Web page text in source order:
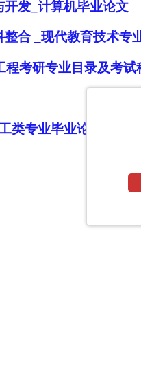
发_计算机毕业论文
合 _现代教育技术专
考研专业目录及考试
类专业毕业论文范文